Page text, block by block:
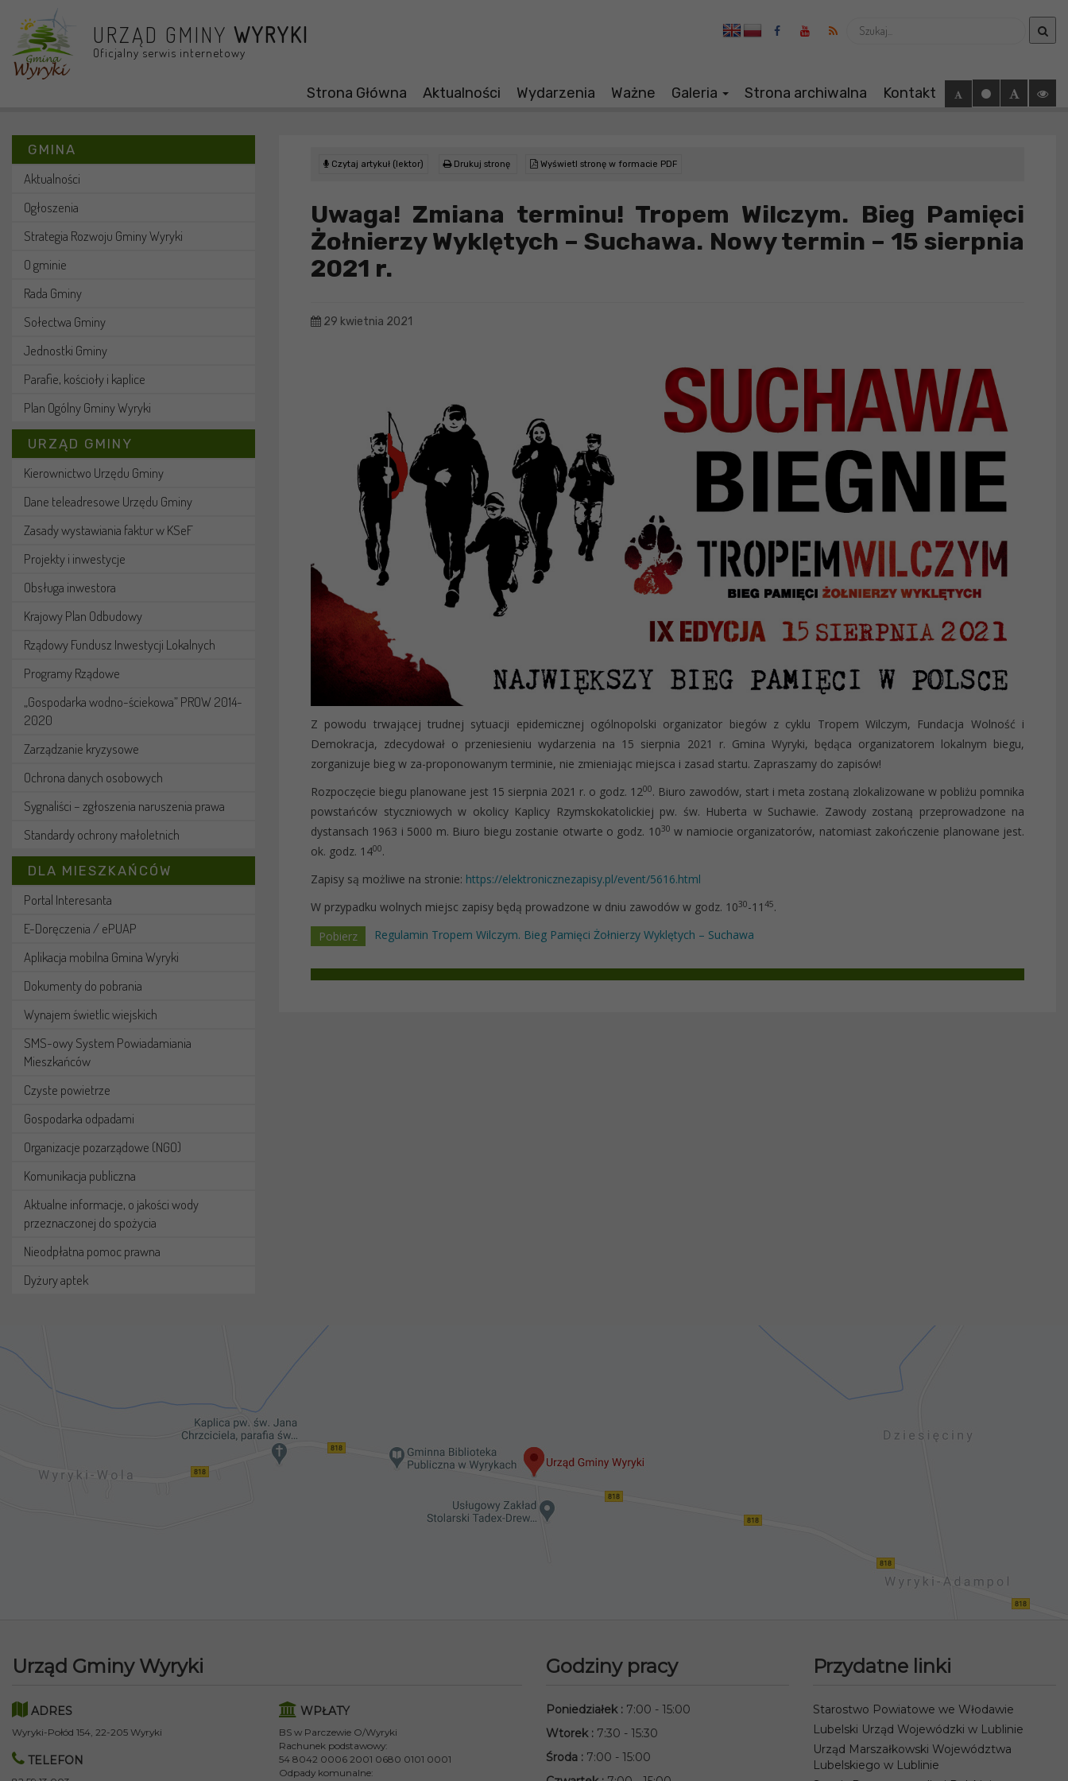
URZĄD GMINY WYRYKI
Oficjalny serwis internetowy
Wyszukaj
Strona Główna Aktualności Wydarzenia Ważne Galeria Strona archiwalna Kontakt
GMINA
Aktualności
Ogłoszenia
Strategia Rozwoju Gminy Wyryki
O gminie
Rada Gminy
Sołectwa Gminy
Jednostki Gminy
Parafie, kościoły i kaplice
Plan Ogólny Gminy Wyryki
URZĄD GMINY
Kierownictwo Urzędu Gminy
Dane teleadresowe Urzędu Gminy
Zasady wystawiania faktur w KSeF
Projekty i inwestycje
Obsługa inwestora
Krajowy Plan Odbudowy
Rządowy Fundusz Inwestycji Lokalnych
Programy Rządowe
„Gospodarka wodno-ściekowa” PROW 2014-
2020
Zarządzanie kryzysowe
Ochrona danych osobowych
Sygnaliści – zgłoszenia naruszenia prawa
Standardy ochrony małoletnich
DLA MIESZKAŃCÓW
Portal Interesanta
E-Doręczenia / ePUAP
Aplikacja mobilna Gmina Wyryki
Dokumenty do pobrania
Wynajem świetlic wiejskich
SMS-owy System Powiadamiania
Mieszkańców
Czyste powietrze
Gospodarka odpadami
Organizacje pozarządowe (NGO)
Komunikacja publiczna
Aktualne informacje, o jakości wody
przeznaczonej do spożycia
Nieodpłatna pomoc prawna
Dyżury aptek
Czytaj artykuł (lektor) Drukuj stronę Wyświetl stronę w formacie PDF
Uwaga! Zmiana terminu! Tropem Wilczym. Bieg Pamięci
Żołnierzy Wyklętych – Suchawa. Nowy termin – 15 sierpnia
2021 r.
29 kwietnia 2021
Z powodu trwającej trudnej sytuacji epidemicznej ogólnopolski organizator biegów z cyklu Tropem Wilczym, Fundacja Wolność i
Demokracja, zdecydował o przeniesieniu wydarzenia na 15 sierpnia 2021 r. Gmina Wyryki, będąca organizatorem lokalnym biegu,
zorganizuje bieg w za-proponowanym terminie, nie zmieniając miejsca i zasad startu. Zapraszamy do zapisów!
Rozpoczęcie biegu planowane jest 15 sierpnia 2021 r. o godz. 1200. Biuro zawodów, start i meta zostaną zlokalizowane w pobliżu pomnika
powstańców styczniowych w okolicy Kaplicy Rzymskokatolickiej pw. św. Huberta w Suchawie. Zawody zostaną przeprowadzone na
dystansach 1963 i 5000 m. Biuro biegu zostanie otwarte o godz. 1030 w namiocie organizatorów, natomiast zakończenie planowane jest.
ok. godz. 1400.
Zapisy są możliwe na stronie: https://elektronicznezapisy.pl/event/5616.html
W przypadku wolnych miejsc zapisy będą prowadzone w dniu zawodów w godz. 1030-11 45.
Regulamin Tropem Wilczym. Bieg Pamięci Żołnierzy Wyklętych – Suchawa
Urząd Gminy Wyryki
ADRES
Wyryki-Połód 154, 22-205 Wyryki
TELEFON
WPŁATY
BS w Parczewie O/Wyryki
Rachunek podstawowy:
54 8042 0006 2001 0680 0101 0001
Odpady komunalne:
Godziny pracy
Poniedziałek: 7:00 - 15:00
Wtorek: 7:30 - 15:30
Środa : 7:00 - 15:00
Przydatne linki
Starostwo Powiatowe we Włodawie
Lubelski Urząd Wojewódzki w Lublinie
Urząd Marszałkowski Województwa
Lubelskiego w Lublinie